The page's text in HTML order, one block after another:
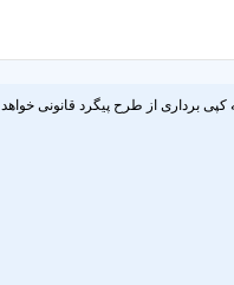
برداری از طرح پیگرد قانونی